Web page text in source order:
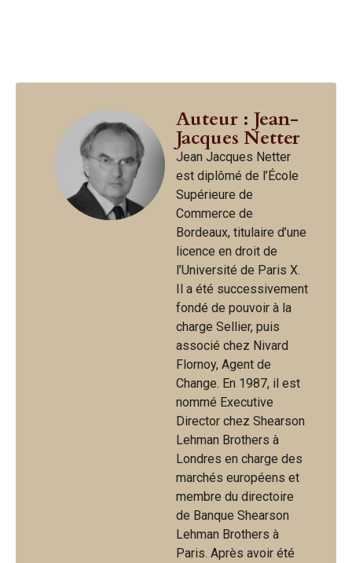
Auteur : Jean-
Jacques Netter
Jean Jacques Netter
est diplômé de l’École
Supérieure de
Commerce de
Bordeaux, titulaire d’une
licence en droit de
l’Université de Paris X.
Il a été successivement
fondé de pouvoir à la
charge Sellier, puis
associé chez Nivard
Flornoy, Agent de
Change. En 1987, il est
nommé Executive
Director chez Shearson
Lehman Brothers à
Londres en charge des
marchés européens et
membre du directoire
de Banque Shearson
Lehman Brothers à
Paris. Après avoir été